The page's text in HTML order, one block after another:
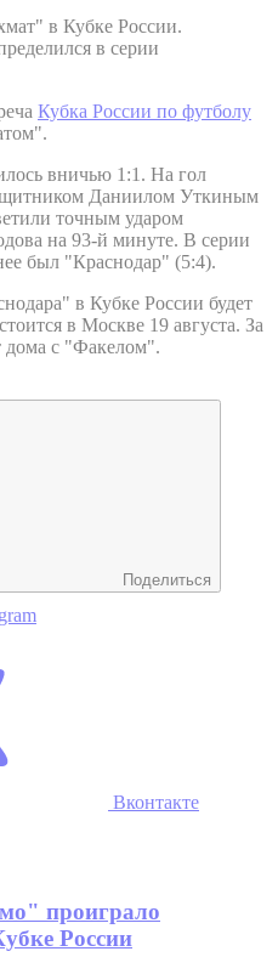
в Кубке России.
в серии
Кубка России по футболу
вничью 1:1. На гол
Даниилом Уткиным
точным ударом
на 93-й минуте. В серии
был "Краснодар" (5:4).
в Кубке России будет
в Москве 19 августа. За
дома с "Факелом".
Поделиться
Вконтакте
проиграло
России